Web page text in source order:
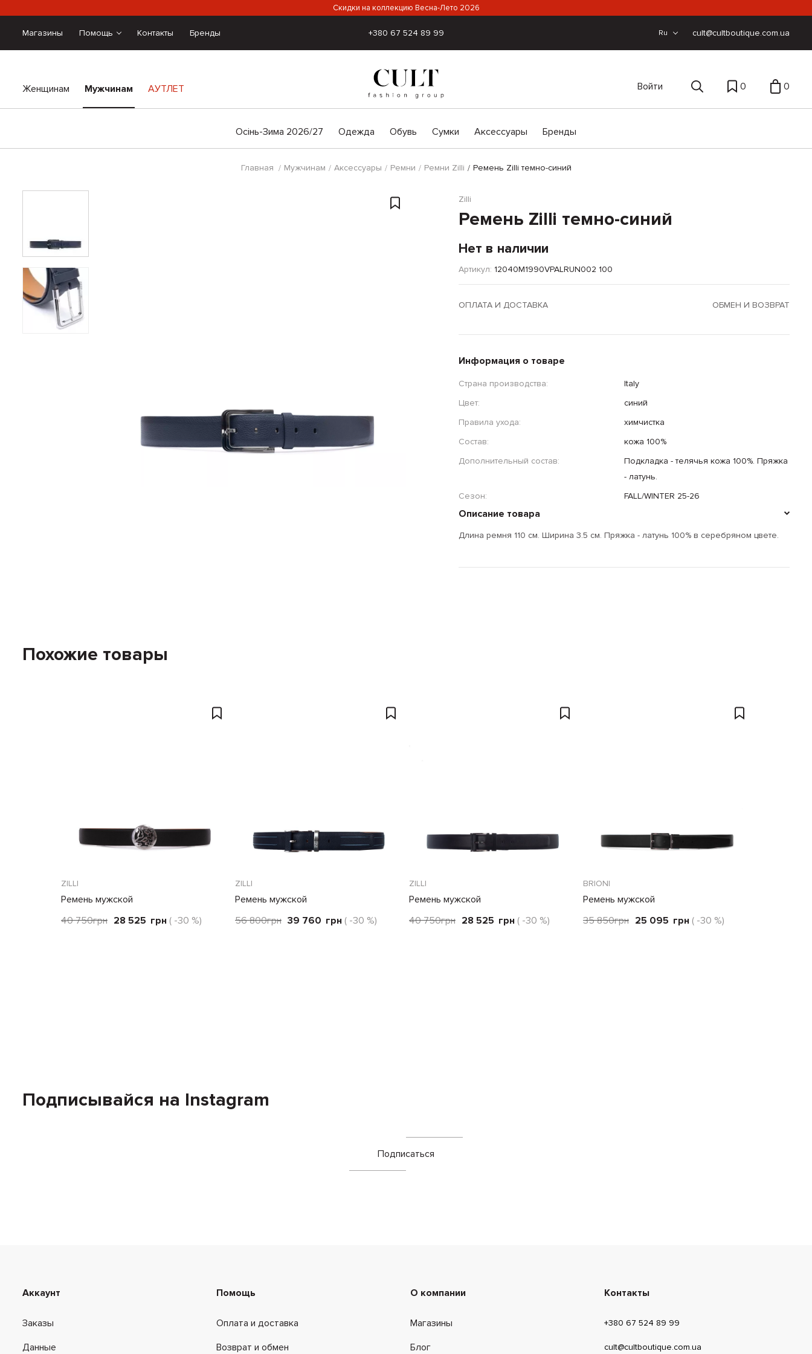
Скидки на коллекцию Весна-Лето 2026
Магазины Помощь Контакты Бренды +380 67 524 89 99 Ru cult@cultboutique.com.ua
Женщинам Мужчинам
Осінь-Зима 2026/27 Одежда Обувь Сумки Аксессуары Бренды
АУТЛЕТ Войти 0 0
Главная Мужчинам Аксессуары Ремни Ремни Zilli Ремень Zilli темно-синий
Zilli
Ремень Zilli темно-синий
Нет в наличии
Артикул: 12040M1990VPALRUN002 100
ОПЛАТА И ДОСТАВКА ОБМЕН И ВОЗВРАТ
Информация о товаре
Страна производства:
Italy
Цвет:
синий
Правила ухода:
химчистка
Состав:
кожа 100%
Дополнительный состав:
Подкладка - телячья кожа 100%. Пряжка
- латунь.
Сезон:
FALL/WINTER 25-26
Описание товара
Длина ремня 110 см. Ширина 3.5 см. Пряжка - латунь 100% в серебряном цвете.
Похожие товары
ZILLI
Ремень мужской
40 750грн 28 525 грн ( -30 %)
ZILLI
Ремень мужской
56 800грн 39 760 грн ( -30 %)
ZILLI
Ремень мужской
40 750грн 28 525 грн ( -30 %)
BRIONI
Ремень мужской
35 850грн 25 095 грн ( -30 %)
Подписывайся на Instagram
Подписаться
Аккаунт
Заказы
Данные
Помощь
Оплата и доставка
Возврат и обмен
О компании
Магазины
Блог
Контакты
+380 67 524 89 99
cult@cultboutique.com.ua